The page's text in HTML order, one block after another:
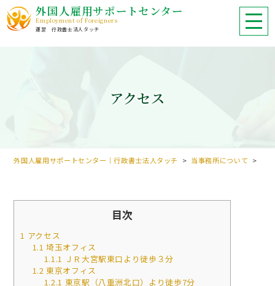
外国人雇用サポートセンター
Employment of Foreigners
行政書士法人タッチ
アクセス
外国人雇用サポートセンター｜行政書士法人タッチ > 当事務所について >
目次
1 アクセス
1.1 埼玉オフィス
1.1.1 ＪＲ大宮駅東口より徒歩３分
1.2 東京オフィス
1.2.1 東京駅（八重洲北口）より徒歩7分